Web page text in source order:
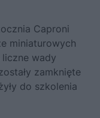
Caproni
miniaturowych
liczne wady
zamknięte
do szkolenia